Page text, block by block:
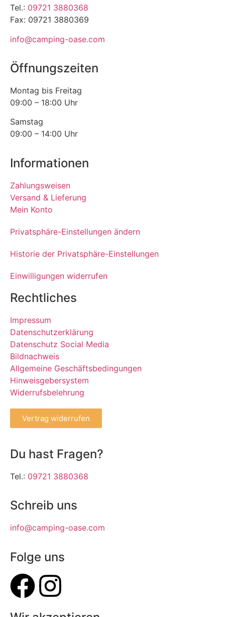
Tel.: 09721 3880368
Fax: 09721 3880369
info@camping-oase.com
Öffnungszeiten
Montag bis Freitag
09:00 – 18:00 Uhr
Samstag
09:00 – 14:00 Uhr
Informationen
Zahlungsweisen
Versand & Lieferung
Mein Konto
Privatsphäre-Einstellungen ändern
Historie der Privatsphäre-Einstellungen
Einwilligungen widerrufen
Rechtliches
Impressum
Datenschutzerklärung
Datenschutz Social Media
Bildnachweis
Allgemeine Geschäftsbedingungen
Hinweisgebersystem
Widerrufsbelehrung
Vertrag widerrufen
Du hast Fragen?
Tel.: 09721 3880368
Schreib uns
info@camping-oase.com
Folge uns